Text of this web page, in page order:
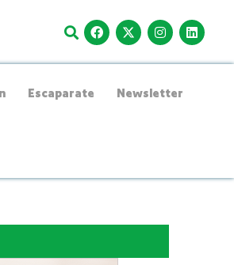
Escaparate Newsletter